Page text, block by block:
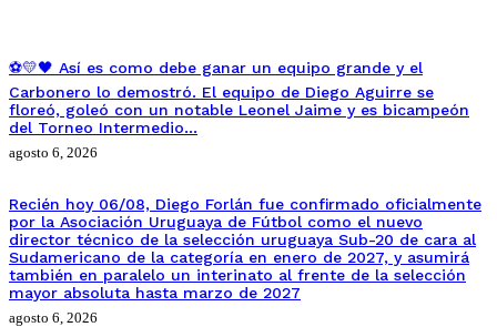
⚽💛🖤 Así es como debe ganar un equipo grande y el
Carbonero lo demostró. El equipo de Diego Aguirre se
floreó, goleó con un notable Leonel Jaime y es bicampeón
del Torneo Intermedio…
agosto 6, 2026
Recién hoy 06/08, Diego Forlán fue confirmado oficialmente
por la Asociación Uruguaya de Fútbol como el nuevo
director técnico de la selección uruguaya Sub-20 de cara al
Sudamericano de la categoría en enero de 2027, y asumirá
también en paralelo un interinato al frente de la selección
mayor absoluta hasta marzo de 2027
agosto 6, 2026